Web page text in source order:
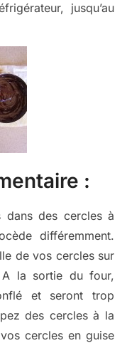
jusqu’au
:
dans des cercles à
différemment.
de vos cercles sur
la sortie du four,
et seront trop
des cercles à la
cercles en guise